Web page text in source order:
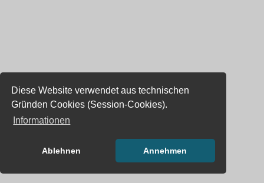
Diese Website verwendet aus technischen
Gründen Cookies (Session-Cookies).
Informationen
Ablehnen Annehmen